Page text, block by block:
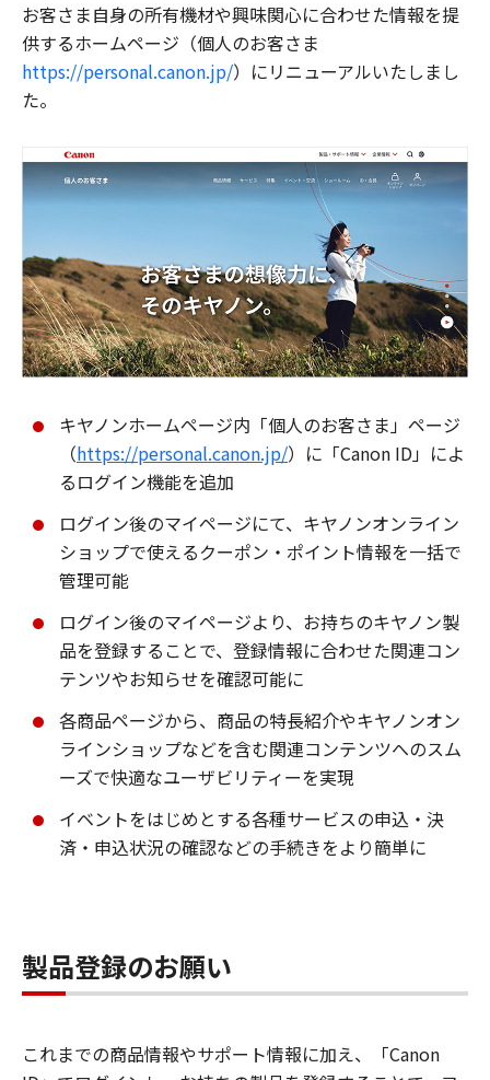
お客さま自身の所有機材や興味関心に合わせた情報を提
供するホームページ（個人のお客さま
https://personal.canon.jp/）にリニューアルいたしまし
た。
キヤノンホームページ内「個人のお客さま」ページ
（https://personal.canon.jp/）に「Canon ID」によ
るログイン機能を追加
ログイン後のマイページにて、キヤノンオンライン
ショップで使えるクーポン・ポイント情報を一括で
管理可能
ログイン後のマイページより、お持ちのキヤノン製
品を登録することで、登録情報に合わせた関連コン
テンツやお知らせを確認可能に
各商品ページから、商品の特長紹介やキヤノンオン
ラインショップなどを含む関連コンテンツへのスム
ーズで快適なユーザビリティーを実現
イベントをはじめとする各種サービスの申込・決
済・申込状況の確認などの手続きをより簡単に
製品登録のお願い
これまでの商品情報やサポート情報に加え、「Canon